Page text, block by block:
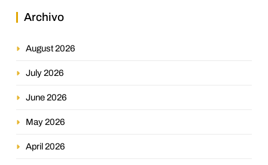
Archivo
August 2026
July 2026
June 2026
May 2026
April 2026